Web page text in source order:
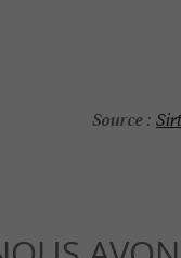
Source :